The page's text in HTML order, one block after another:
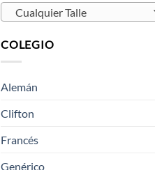
Cualquier Talle
COLEGIO
Alemán
Clifton
Francés
Genérico